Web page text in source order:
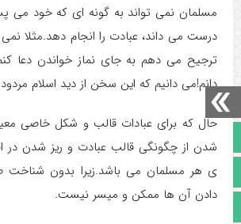
تالار گفتمان
مسلمان نمی تواند به گونه ای که خود می
درست می داند، عبادت را انجام دهد.مثلا
ترجیح می دهم به جای نماز خواندن دعا
دانم!می دانیم که این سخن از دید اسلام
حال که برای عبادات قالب و شکل خاصی
شدن از چگونگی قالب عبادت و ریز شدن در
ی هر مسلمان می باشد.زیرا بدون شناخت
دادن آن ها ممکن و میسر نیست.